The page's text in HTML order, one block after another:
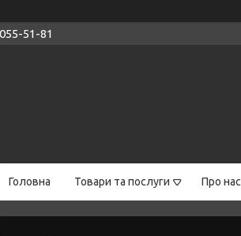
51-81
Головна Товари та послуги Про нас